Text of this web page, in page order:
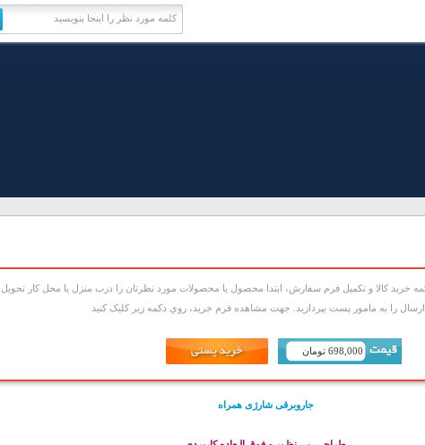
خريد کالا و تکميل فرم سفارش، ابتدا محصول يا محصولات مورد نظرتان را درب منزل يا محل کار تحويل
ارسال را به مامور پست بپردازيد. جهت مشاهده فرم خريد، روي دکمه زير کليک کنيد
698,000 تومان
جاروبرقی شارژی همراه